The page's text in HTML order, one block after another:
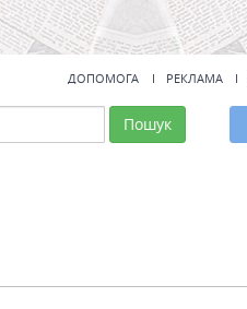
ДОПОМОГА РЕКЛАМА
Пошук